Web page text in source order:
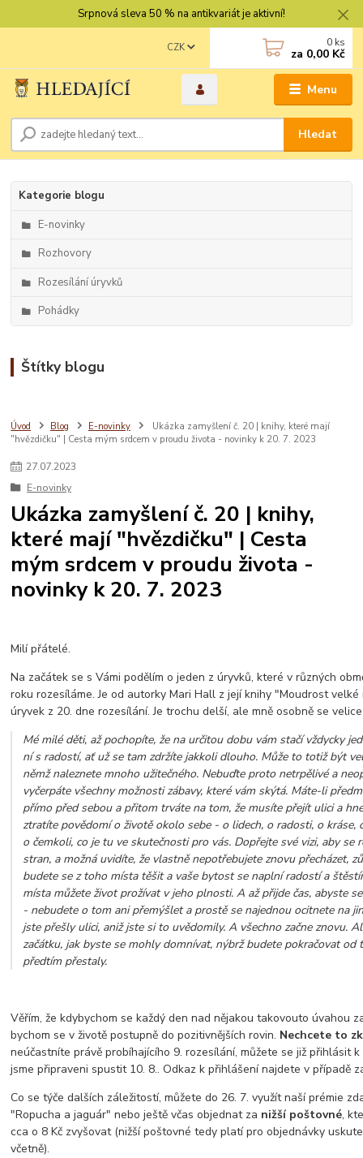
Srpnová sleva 50 % na antikvariát je aktivní!
Menu
CZK
Hledat
0 ks
za 0,00 Kč
Kategorie blogu
E-novinky
Rozhovory
Rozesílání úryvků
Pohádky
Štítky blogu
Úvod Blog E-novinky
Ukázka zamyšlení č. 20 | knihy, které mají
"hvězdičku" | Cesta mým srdcem v proudu života - novinky k 20. 7. 2023
27.07.2023
E-novinky
Ukázka zamyšlení č. 20 | knihy,
které mají "hvězdičku" | Cesta
mým srdcem v proudu života -
novinky k 20. 7. 2023
Milí přátelé.
Na začátek se s Vámi podělím o jeden z úryvků, které v různých
roku rozesíláme. Je od autorky Mari Hall z její knihy "Moudrost
úryvek z 20. dne rozesílání. Je trochu delší, ale mně osobně se
Mé milé děti, až pochopíte, že na určitou dobu vám stačí vždycky
ní s radostí, ať už se tam zdržíte jakkoli dlouho. Může to totiž být
němž naleznete mnoho užitečného. Nebuďte proto netrpělivé a
vyčerpáte všechny možnosti zábavy, které vám skýtá. Máte-li
přímo před sebou a přitom trváte na tom, že musíte přejít ulici a
ztratíte povědomí o životě okolo sebe - o lidech, o radosti, o kráse,
o čemkoli, co je tu ve skutečnosti pro vás. Dopřejte své vizi, aby se
stran, a možná uvidíte, že vlastně nepotřebujete znovu přecházet,
budete se z toho místa těšit a vaše bytost se naplní radostí a
místa můžete život prožívat v jeho plnosti. A až přijde čas, abyste
- nebudete o tom ani přemýšlet a prostě se najednou ocitnete na
jste přešly ulici, aniž jste si to uvědomily. A všechno začne znovu.
začátku, jak byste se mohly domnívat, nýbrž budete pokračovat od
předtím přestaly.
Věřím, že kdybychom se každý den nad nějakou takovouto úvahou
bychom se v životě postupně do pozitivnějších rovin. Nechcete to
neúčastníte právě probíhajícího 9. rozesílání, můžete se již přihlásit
jsme připraveni spustit 10. 8.. Odkaz k přihlášení najdete v případě
Co se týče dalších záležitostí, můžete do 26. 7. využít naší prémie
"Ropucha a jaguár" nebo ještě včas objednat za nižší poštovné,
cca o 8 Kč zvyšovat (nižší poštovné tedy platí pro objednávky
včetně).